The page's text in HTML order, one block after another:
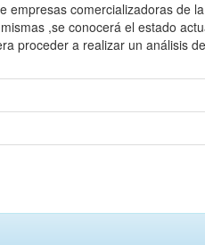
comercializadoras de
,se conocerá el estado
proceder a realizar un análisis